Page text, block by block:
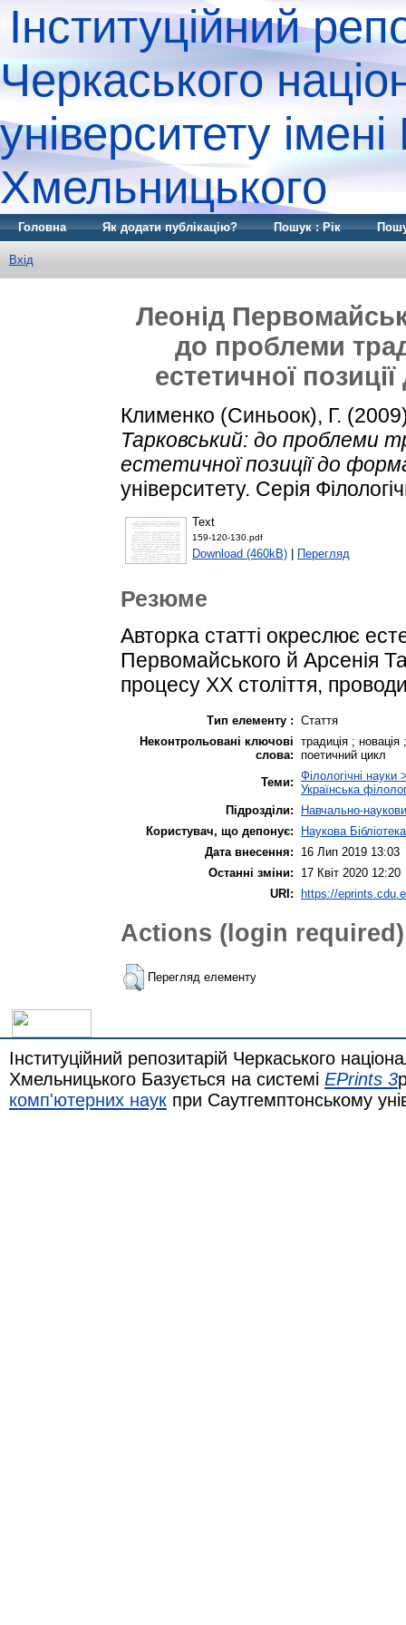
Інституційний
Черкаського
університету
Хмельницького
Головна Як додати публікацію? Пошук : Рік
Вхід
Леонід
до проблеми
естетичної
Клименко (Синьоок), Г.
Тарковський: до проблеми
естетичної позиції до
університету. Серія
Text
159-120-130.pdf
Download (460kB) Перегляд
Резюме
Авторка статті окреслює
Первомайського й Арсенія
процесу ХХ століття,
Тип елементу : Стаття
Неконтрольовані ключові
слова:
традиція ;
поетичний цикл
Теми: Філологічні науки
Українська
Підрозділи:
Навчально-
Користувач, що депонує:
Наукова Бібліотека
Дата внесення:
16 Лип 2019 13:03
Останні зміни:
17 Квіт 2020 12:20
URI: https://
Actions (login required)
Перегляд елементу
Інституційний репозитарій Черкаського
Хмельницького Базується на системі EPrints 3
комп'ютерних наук при Саутгемптонському